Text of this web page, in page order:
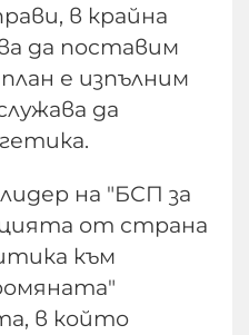
в крайна
да поставим
е изпълним
да
на "БСП за
от страна
към
в който